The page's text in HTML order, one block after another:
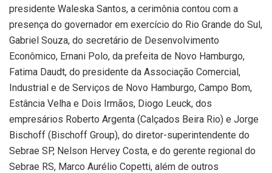
presidente Waleska Santos, a cerimônia contou com a
presença do governador em exercício do Rio Grande do Sul,
Gabriel Souza, do secretário de Desenvolvimento
Econômico, Ernani Polo, da prefeita de Novo Hamburgo,
Fatima Daudt, do presidente da Associação Comercial,
Industrial e de Serviços de Novo Hamburgo, Campo Bom,
Estância Velha e Dois Irmãos, Diogo Leuck, dos
empresários Roberto Argenta (Calçados Beira Rio) e Jorge
Bischoff (Bischoff Group), do diretor-superintendente do
Sebrae SP, Nelson Hervey Costa, e do gerente regional do
Sebrae RS, Marco Aurélio Copetti, além de outros